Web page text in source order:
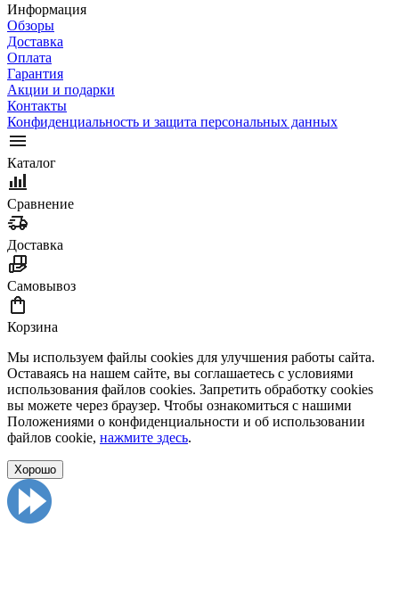
Информация
Обзоры
Доставка
Оплата
Гарантия
Акции и подарки
Контакты
Конфиденциальность и защита персональных данных
Каталог
Сравнение
Доставка
Самовывоз
Корзина
Мы используем файлы cookies для улучшения работы сайта.
Оставаясь на нашем сайте, вы соглашаетесь с условиями
использования файлов cookies. Запретить обработку cookies
вы можете через браузер. Чтобы ознакомиться с нашими
Положениями о конфиденциальности и об использовании
файлов cookie, нажмите здесь.
Хорошо